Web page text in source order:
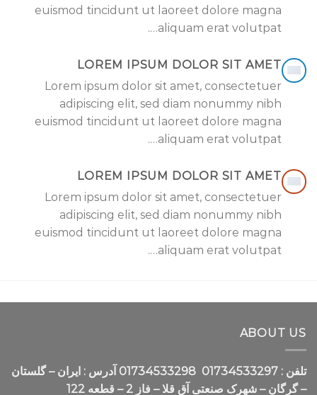
euismod tincidunt ut laoreet dolore magna
aliquam erat volutpat….
LOREM IPSUM DOLOR SIT AMET
Lorem ipsum dolor sit amet, consectetuer
adipiscing elit, sed diam nonummy nibh
euismod tincidunt ut laoreet dolore magna
aliquam erat volutpat….
LOREM IPSUM DOLOR SIT AMET
Lorem ipsum dolor sit amet, consectetuer
adipiscing elit, sed diam nonummy nibh
euismod tincidunt ut laoreet dolore magna
aliquam erat volutpat….
ABOUT US
تلفن : 01734533297
01734533298 آدرس : ایران – گلستان
– گرگان – شهرک صنعتی آق قلا – فاز 2 – قطعه 122